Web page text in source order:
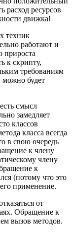
расход ресурсов
движка!
техник
работают и
прироста
к скрипту,
требованиям
можно будет
смысл
замедляет
классов
класса всегда
в свою очередь
к члену
члену
к
(потому что это
применение.
от
Обращение к
вызов методов.